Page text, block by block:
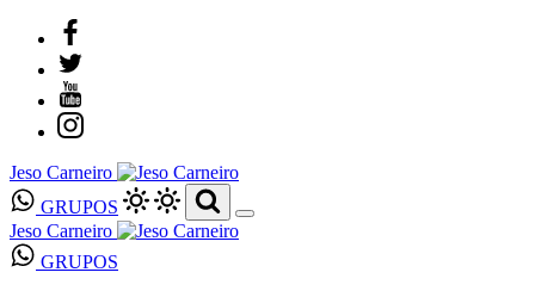
Jeso Carneiro
GRUPOS
Jeso Carneiro
GRUPOS